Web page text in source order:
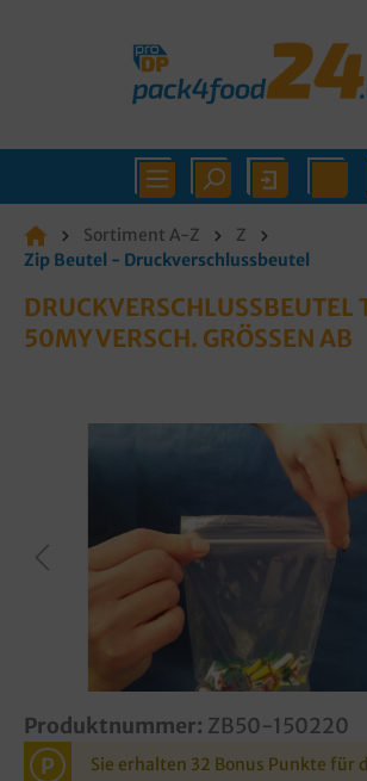
Sortiment A-Z
Z
Zip Beutel - Druckverschlussbeutel
DRUCKVERSCHLUSSBEUTEL
50MY VERSCH. GRÖSSEN AB
Produktnummer: ZB50-150220
P Sie erhalten 32 Bonus Punkte für